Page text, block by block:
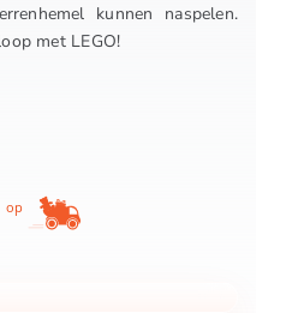
kunnen naspelen.
met LEGO!
op